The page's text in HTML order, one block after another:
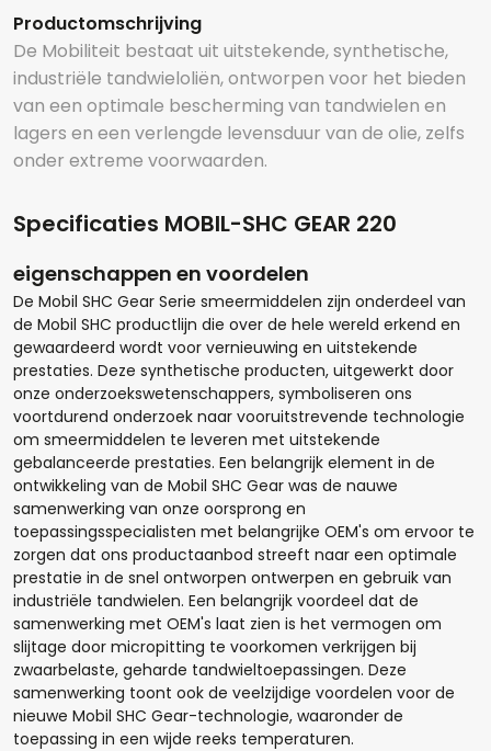
Productomschrijving
De Mobiliteit bestaat uit uitstekende, synthetische,
industriële tandwieloliën, ontworpen voor het bieden
van een optimale bescherming van tandwielen en
lagers en een verlengde levensduur van de olie, zelfs
onder extreme voorwaarden.
Specificaties MOBIL-SHC GEAR 220
eigenschappen en voordelen
De Mobil SHC Gear Serie smeermiddelen zijn onderdeel van
de Mobil SHC productlijn die over de hele wereld erkend en
gewaardeerd wordt voor vernieuwing en uitstekende
prestaties. Deze synthetische producten, uitgewerkt door
onze onderzoekswetenschappers, symboliseren ons
voortdurend onderzoek naar vooruitstrevende technologie
om smeermiddelen te leveren met uitstekende
gebalanceerde prestaties. Een belangrijk element in de
ontwikkeling van de Mobil SHC Gear was de nauwe
samenwerking van onze oorsprong en
toepassingsspecialisten met belangrijke OEM's om ervoor te
zorgen dat ons productaanbod streeft naar een optimale
prestatie in de snel ontworpen ontwerpen en gebruik van
industriële tandwielen. Een belangrijk voordeel dat de
samenwerking met OEM's laat zien is het vermogen om
slijtage door micropitting te voorkomen verkrijgen bij
zwaarbelaste, geharde tandwieltoepassingen. Deze
samenwerking toont ook de veelzijdige voordelen voor de
nieuwe Mobil SHC Gear-technologie, waaronder de
toepassing in een wijde reeks temperaturen.
Hoeveel liter*:
Aantal
- +
Opmerkingen: